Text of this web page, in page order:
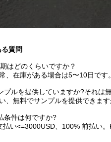
質問
はどのくらいですか？
、在庫がある場合は5〜10日で
プルを提供していますか?それは
、無料でサンプルを提供できます
条件は何ですか?
払い<=3000USD、100% 前払い